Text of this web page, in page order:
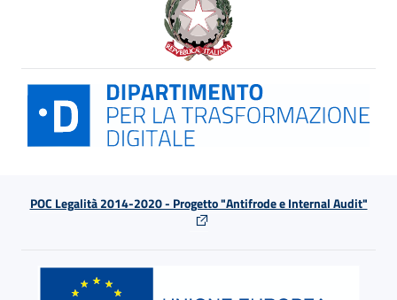
POC Legalità 2014-2020 - Progetto "Antifrode e Internal Audit"